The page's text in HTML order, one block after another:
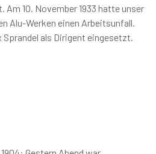
10. November 1933 hatte unser
Alu-Werken einen Arbeitsunfall.
als Dirigent eingesetzt.